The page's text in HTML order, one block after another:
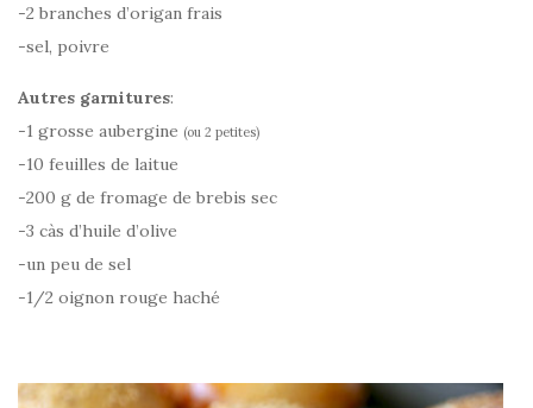
-2 branches d’origan frais
-sel, poivre
Autres garnitures:
-1 grosse aubergine (ou 2 petites)
-10 feuilles de laitue
-200 g de fromage de brebis sec
-3 càs d’huile d’olive
-un peu de sel
-1/2 oignon rouge haché